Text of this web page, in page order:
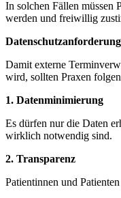
In solchen Fällen müssen
werden und freiwillig
Damit externe
wird, sollten Praxen
1. Datenminimierung
Es dürfen nur die Daten
wirklich notwendig sind.
2. Transparenz
Patientinnen und